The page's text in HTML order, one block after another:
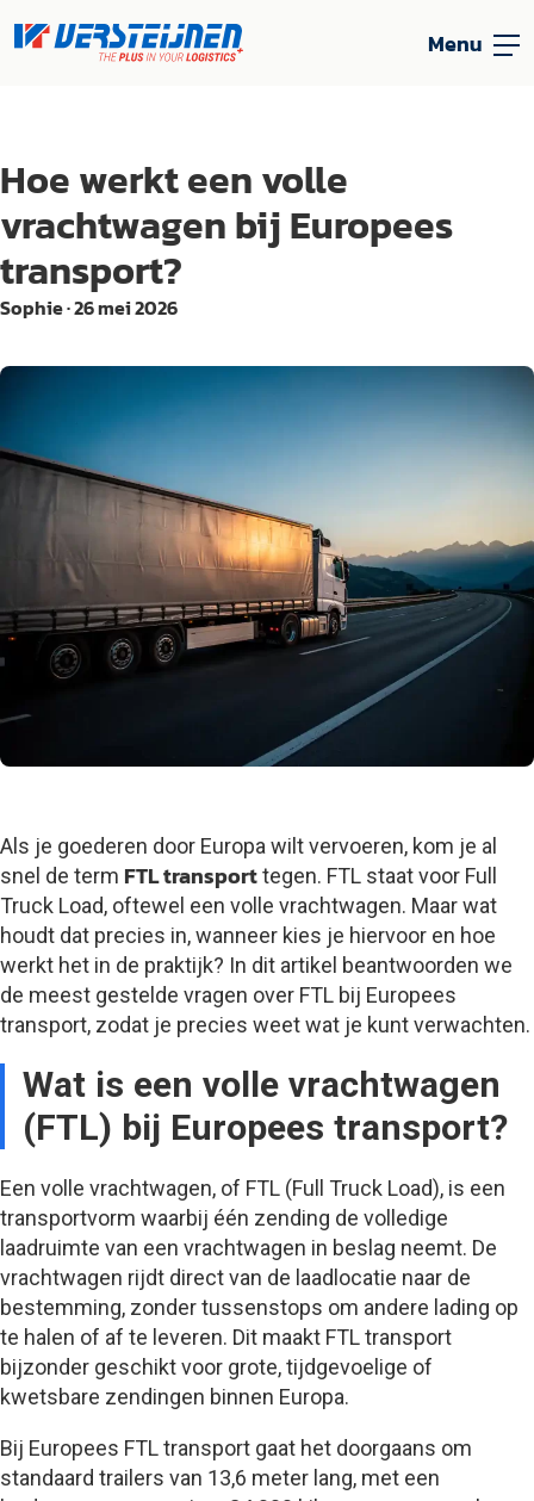
Menu
Hoe werkt een volle
vrachtwagen bij Europees
transport?
Sophie·26 mei 2026
Als je goederen door Europa wilt vervoeren, kom je al
snel de term FTL transporttegen. FTL staat voor Full
Truck Load, oftewel een volle vrachtwagen. Maar wat
houdt dat precies in, wanneer kies je hiervoor en hoe
werkt het in de praktijk? In dit artikel beantwoorden we
de meest gestelde vragen over FTL bij Europees
transport, zodat je precies weet wat je kunt verwachten.
Wat is een volle vrachtwagen
(FTL) bij Europees transport?
Een volle vrachtwagen, of FTL (Full Truck Load), is een
transportvorm waarbij één zending de volledige
laadruimte van een vrachtwagen in beslag neemt. De
vrachtwagen rijdt direct van de laadlocatie naar de
bestemming, zonder tussenstops om andere lading op
te halen of af te leveren. Dit maakt FTL transport
bijzonder geschikt voor grote, tijdgevoelige of
kwetsbare zendingen binnen Europa.
Bij Europees FTL transport gaat het doorgaans om
standaard trailers van 13,6 meter lang, met een